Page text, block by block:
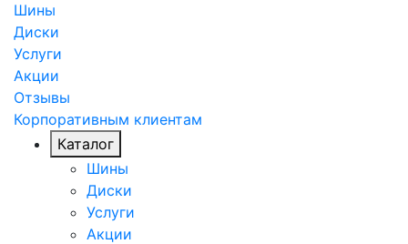
Шины
Диски
Услуги
Акции
Отзывы
Корпоративным клиентам
Каталог
Шины
Диски
Услуги
Акции